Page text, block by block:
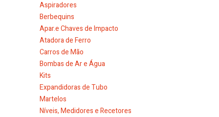
Aspiradores
Berbequins
Apar.e Chaves de Impacto
Atadora de Ferro
Carros de Mão
Bombas de Ar e Água
Kits
Expandidoras de Tubo
Martelos
Níveis, Medidores e Recetores